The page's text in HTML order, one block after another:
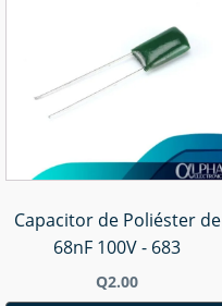
Capacitor de Poliéster de
68nF 100V - 683
Q2.00